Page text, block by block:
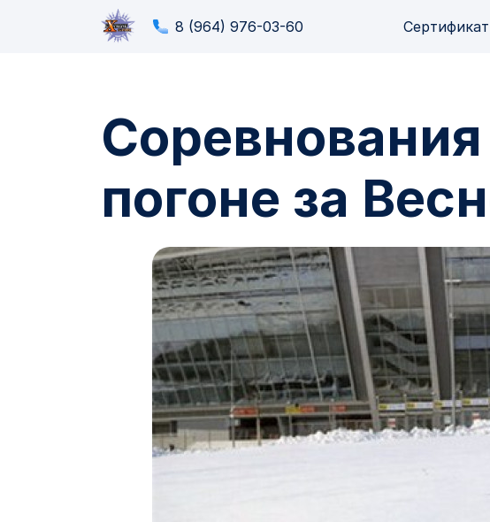
8 (964) 976-03-60
погоне за